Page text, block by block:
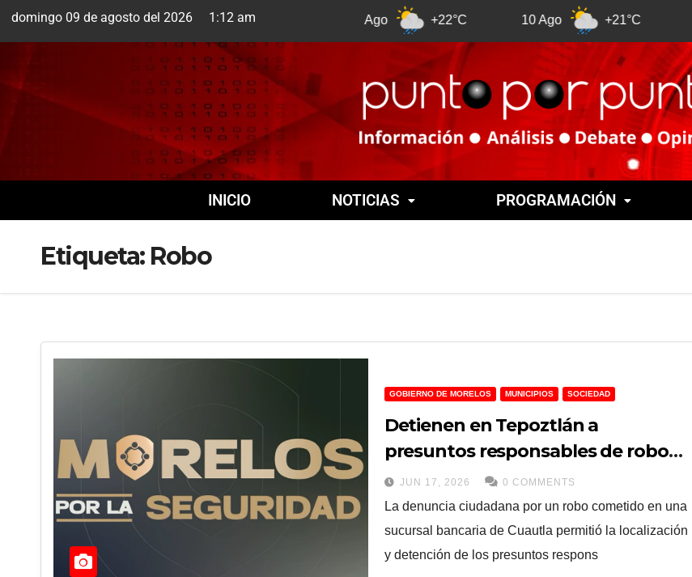
domingo 09 de agosto del 2026 1:12 am
Cuernavaca +22°C 10 Ago +21°C 11 Ago
INICIO NOTICIAS PROGRAMACIÓN
Etiqueta: Robo
GOBIERNO DE MORELOS MUNICIPIOS SOCIEDAD
Detienen en Tepoztlán a
presuntos responsables de robo
en banco de Cuautla
JUN 17, 2026 0 COMMENTS
La denuncia ciudadana por un robo cometido en una
sucursal bancaria de Cuautla permitió la localización
y detención de los presuntos respons